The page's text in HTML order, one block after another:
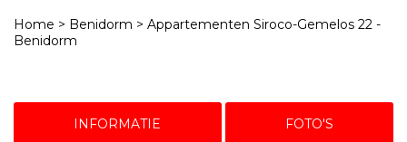
Home > Benidorm > Appartementen Siroco-Gemelos 22 -
Benidorm
INFORMATIE FOTO'S